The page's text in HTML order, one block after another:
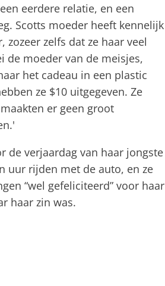
eerdere relatie, en een
Scotts moeder heeft kennelijk
zelfs dat ze haar veel
de moeder van de meisjes,
het cadeau in een plastic
ze $10 uitgegeven. Ze
er geen groot
de verjaardag van haar jongste
uur rijden met de auto, en ze
“wel gefeliciteerd” voor haar
haar zin was.